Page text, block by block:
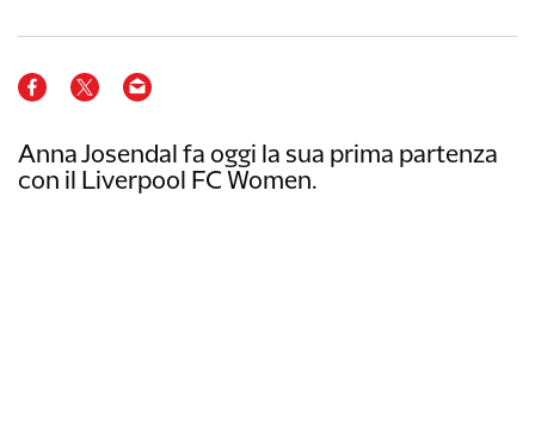
Anna Josendal fa oggi la sua prima partenza
con il Liverpool FC Women.